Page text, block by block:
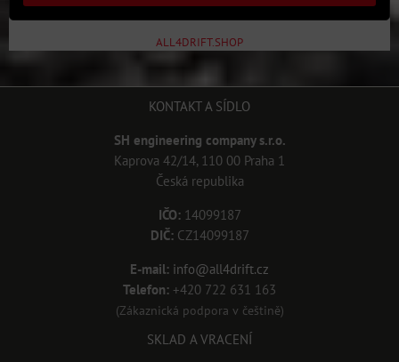
ALL4DRIFT.SHOP
KONTAKT A SÍDLO
SH engineering company s.r.o.
Kaprova 42/14, 110 00 Praha 1
Česká republika
IČO:14099187
DIČ:CZ14099187
E-mail: info@all4drift.cz
Telefon: +420 722 631 163
(Zákaznická podpora v češtině)
SKLAD A VRACENÍ